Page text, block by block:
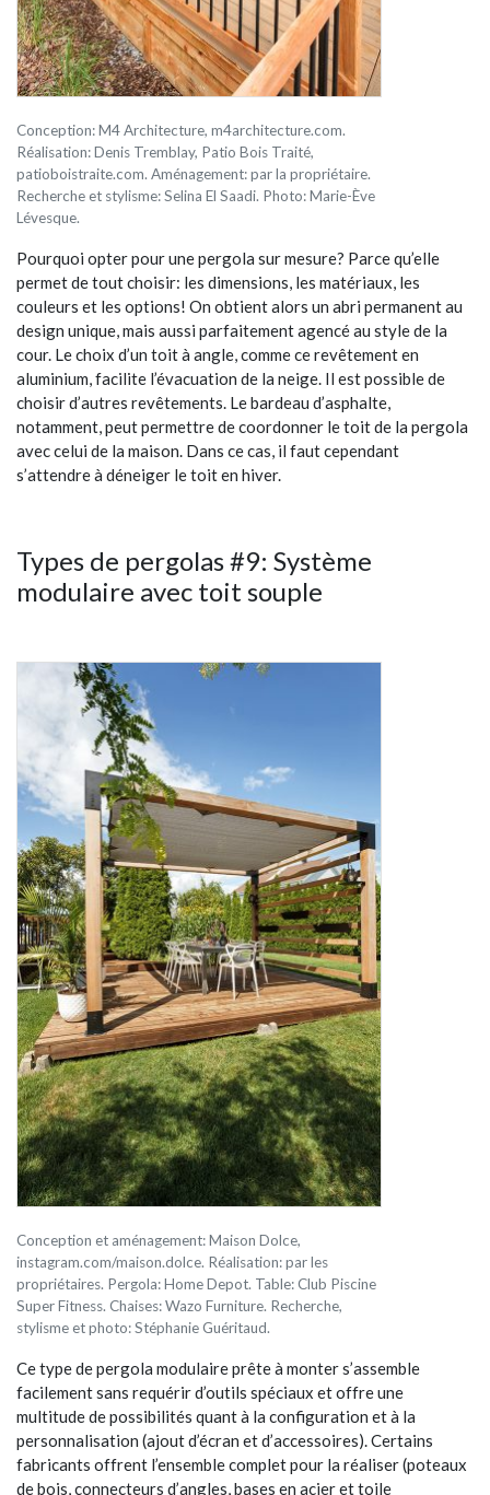
Conception: M4 Architecture, m4architecture.com.
Réalisation: Denis Tremblay, Patio Bois Traité,
patioboistraite.com. Aménagement: par la propriétaire.
Recherche et stylisme: Selina El Saadi. Photo: Marie-Ève
Lévesque.
Pourquoi opter pour une pergola sur mesure? Parce qu’elle
permet de tout choisir: les dimensions, les matériaux, les
couleurs et les options! On obtient alors un abri permanent au
design unique, mais aussi parfaitement agencé au style de la
cour. Le choix d’un toit à angle, comme ce revêtement en
aluminium, facilite l’évacuation de la neige. Il est possible de
choisir d’autres revêtements. Le bardeau d’asphalte,
notamment, peut permettre de coordonner le toit de la pergola
avec celui de la maison. Dans ce cas, il faut cependant
s’attendre à déneiger le toit en hiver.
Types de pergolas #9: Système
modulaire avec toit souple
Conception et aménagement: Maison Dolce,
instagram.com/maison.dolce. Réalisation: par les
propriétaires. Pergola: Home Depot. Table: Club Piscine
Super Fitness. Chaises: Wazo Furniture. Recherche,
stylisme et photo: Stéphanie Guéritaud.
Ce type de pergola modulaire prête à monter s’assemble
facilement sans requérir d’outils spéciaux et offre une
multitude de possibilités quant à la configuration et à la
personnalisation (ajout d’écran et d’accessoires). Certains
fabricants offrent l’ensemble complet pour la réaliser (poteaux
de bois, connecteurs d’angles, bases en acier et toile